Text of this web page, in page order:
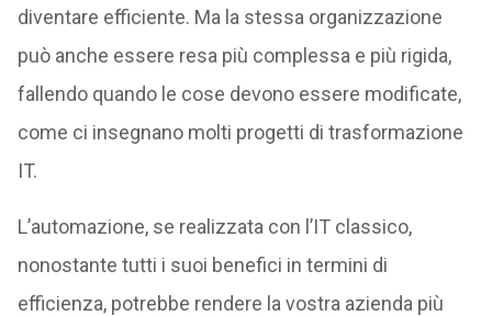
diventare efficiente. Ma la stessa organizzazione
può anche essere resa più complessa e più rigida,
fallendo quando le cose devono essere modificate,
come ci insegnano molti progetti di trasformazione
IT.
L’automazione, se realizzata con l’IT classico,
nonostante tutti i suoi benefici in termini di
efficienza, potrebbe rendere la vostra azienda più